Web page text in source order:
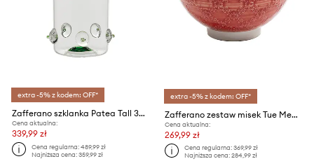
extra -5% z kodem: OFF*
Zafferano szklanka Patea Tall 380 ml
Cena aktualna:
339,99 zł
Cena regularna:489,99 zł
Najniższa cena:359,99 zł
extra -5% z kodem: OFF*
Zafferano zestaw misek Tue Medium Bowl 6-pack
Cena aktualna:
269,99 zł
Cena regularna:369,99 zł
Najniższa cena:284,99 zł